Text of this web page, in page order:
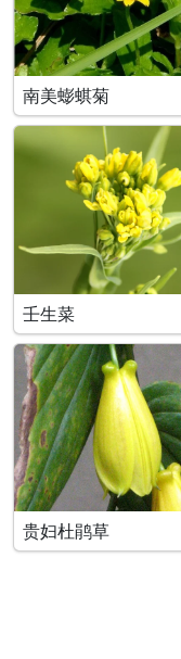
南美蟛蜞菊
壬生菜
贵妇杜鹃草